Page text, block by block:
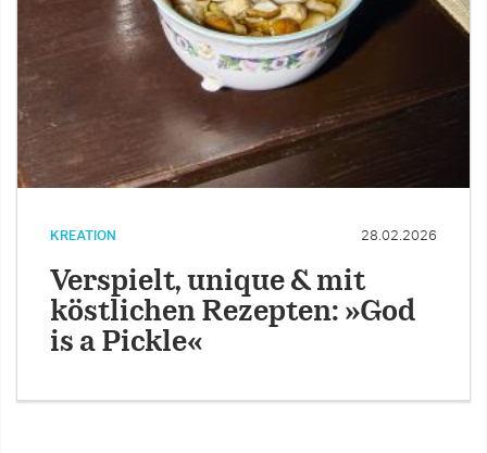
KREATION 28.02.2026
Verspielt, unique & mit
köstlichen Rezepten: »God
is a Pickle«